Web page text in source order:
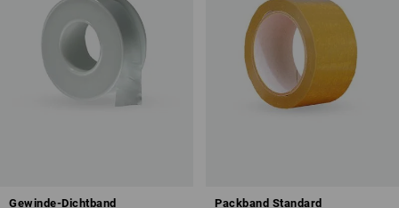
Gewinde-Dichtband Packband Standard